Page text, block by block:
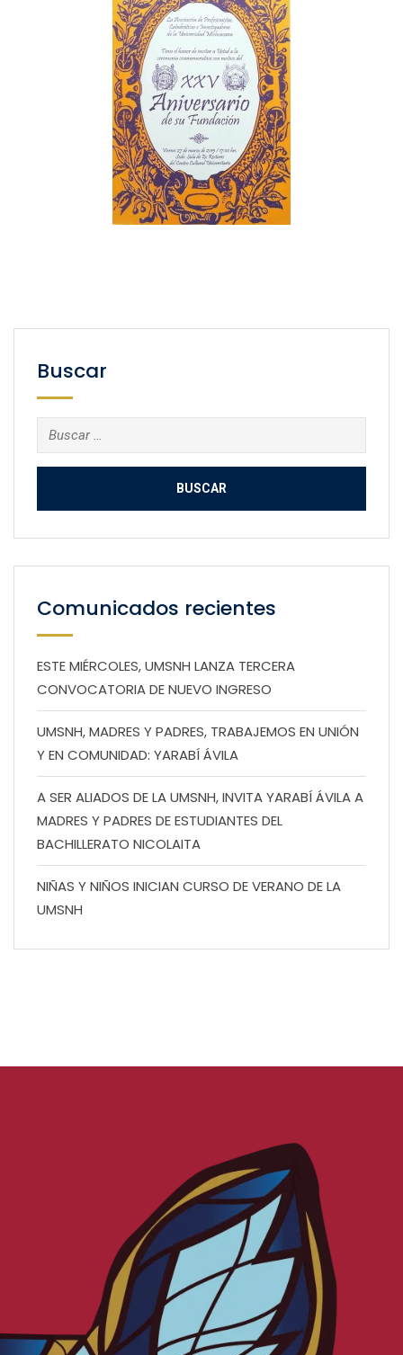
Buscar
Buscar:
Comunicados recientes
ESTE MIÉRCOLES, UMSNH LANZA TERCERA
CONVOCATORIA DE NUEVO INGRESO
UMSNH, MADRES Y PADRES, TRABAJEMOS EN UNIÓN
Y EN COMUNIDAD: YARABÍ ÁVILA
A SER ALIADOS DE LA UMSNH, INVITA YARABÍ ÁVILA A
MADRES Y PADRES DE ESTUDIANTES DEL
BACHILLERATO NICOLAITA
NIÑAS Y NIÑOS INICIAN CURSO DE VERANO DE LA
UMSNH